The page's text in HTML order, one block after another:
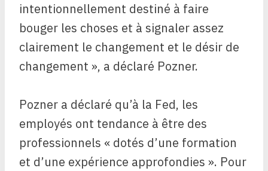
intentionnellement destiné à faire
bouger les choses et à signaler assez
clairement le changement et le désir de
changement », a déclaré Pozner.
Pozner a déclaré qu’à la Fed, les
employés ont tendance à être des
professionnels « dotés d’une formation
et d’une expérience approfondies ». Pour